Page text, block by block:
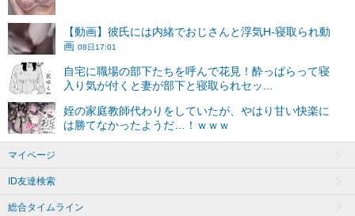
マイページ
ID友達検索
総合タイムライン